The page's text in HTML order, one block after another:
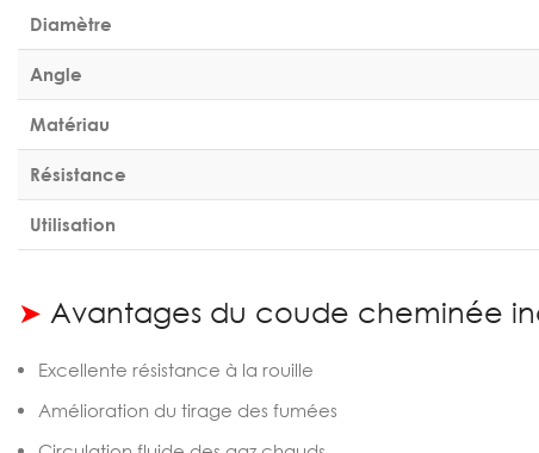
Diamètre
Angle
Matériau
Résistance
Utilisation
➤ Avantages du coude cheminée
Excellente résistance à la rouille
Amélioration du tirage des fumées